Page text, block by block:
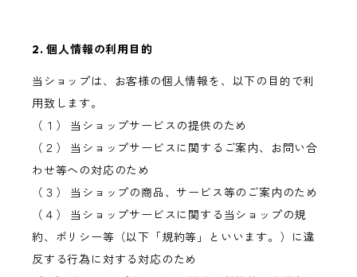
2. 個人情報の利用目的
当ショップは、お客様の個人情報を、以下の目的で利
用致します。
（１） 当ショップサービスの提供のため
（２） 当ショップサービスに関するご案内、お問い合
わせ等への対応のため
（３） 当ショップの商品、サービス等のご案内のため
（４） 当ショップサービスに関する当ショップの規
約、ポリシー等（以下「規約等」といいます。）に違
反する行為に対する対応のため